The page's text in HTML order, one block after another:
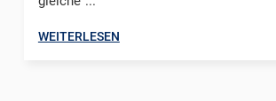
WEITERLESEN